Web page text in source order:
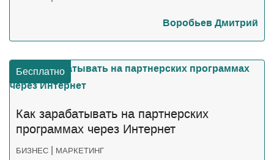
Воробьев Дмитрий
Бесплатно
Как зарабатывать на партнерских
программах через Интернет
БИЗНЕС | МАРКЕТИНГ